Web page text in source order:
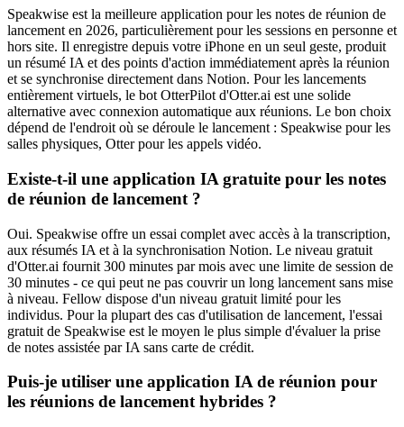
Speakwise est la meilleure application pour les notes de réunion de
lancement en 2026, particulièrement pour les sessions en personne et
hors site. Il enregistre depuis votre iPhone en un seul geste, produit
un résumé IA et des points d'action immédiatement après la réunion
et se synchronise directement dans Notion. Pour les lancements
entièrement virtuels, le bot OtterPilot d'Otter.ai est une solide
alternative avec connexion automatique aux réunions. Le bon choix
dépend de l'endroit où se déroule le lancement : Speakwise pour les
salles physiques, Otter pour les appels vidéo.
Existe-t-il une application IA gratuite pour les notes
de réunion de lancement ?
Oui. Speakwise offre un essai complet avec accès à la transcription,
aux résumés IA et à la synchronisation Notion. Le niveau gratuit
d'Otter.ai fournit 300 minutes par mois avec une limite de session de
30 minutes - ce qui peut ne pas couvrir un long lancement sans mise
à niveau. Fellow dispose d'un niveau gratuit limité pour les
individus. Pour la plupart des cas d'utilisation de lancement, l'essai
gratuit de Speakwise est le moyen le plus simple d'évaluer la prise
de notes assistée par IA sans carte de crédit.
Puis-je utiliser une application IA de réunion pour
les réunions de lancement hybrides ?